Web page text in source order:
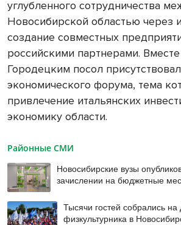
углубленного сотрудничества
Новосибирской областью через
создание совместных
российскими партнерами.
Городецким посол
экономического форума, тема
привлечение итальянских
экономику области.
Районные СМИ
Новосибирские вузы
зачислении на бюджетные
Тысячи гостей собрались на
физкультурника в